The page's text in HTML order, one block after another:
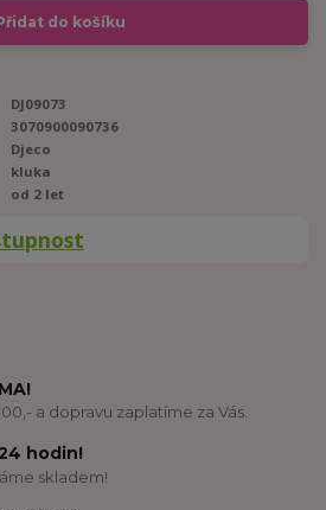
do košíku
DJ09073
3070900090736
Djeco
kluka
od 2 let
a dopravu zaplatíme za Vás.
hodin!
skladem!